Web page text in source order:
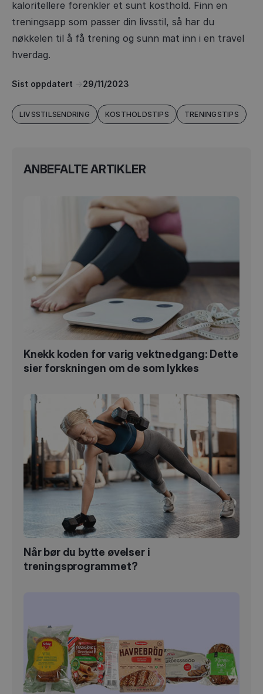
kaloritellere forenkler et sunt kosthold. Finn en
treningsapp som passer din livsstil, så har du
nøkkelen til å få trening og sunn mat inn i en travel
hverdag.
Sist oppdatert 29/11/2023
LIVSSTILSENDRING KOSTHOLDSTIPS TRENINGSTIPS
ANBEFALTE ARTIKLER
Knekk koden for varig vektnedgang: Dette
sier forskningen om de som lykkes
Når bør du bytte øvelser i
treningsprogrammet?